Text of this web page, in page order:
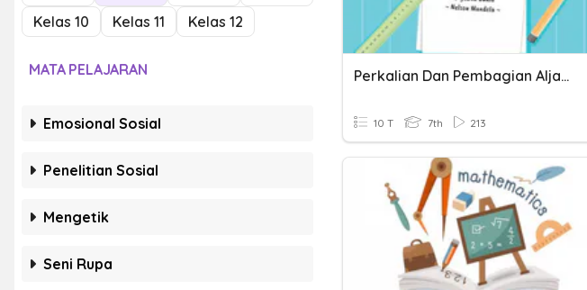
Kelas 10
Kelas 11 Kelas 12
MATA PELAJARAN
Emosional Sosial
Penelitian Sosial
Mengetik
Seni Rupa
Perkalian Dan Pembagian Aljabar
10 T 7th 213